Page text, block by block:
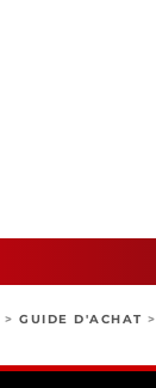
> GUIDE D'ACHAT >